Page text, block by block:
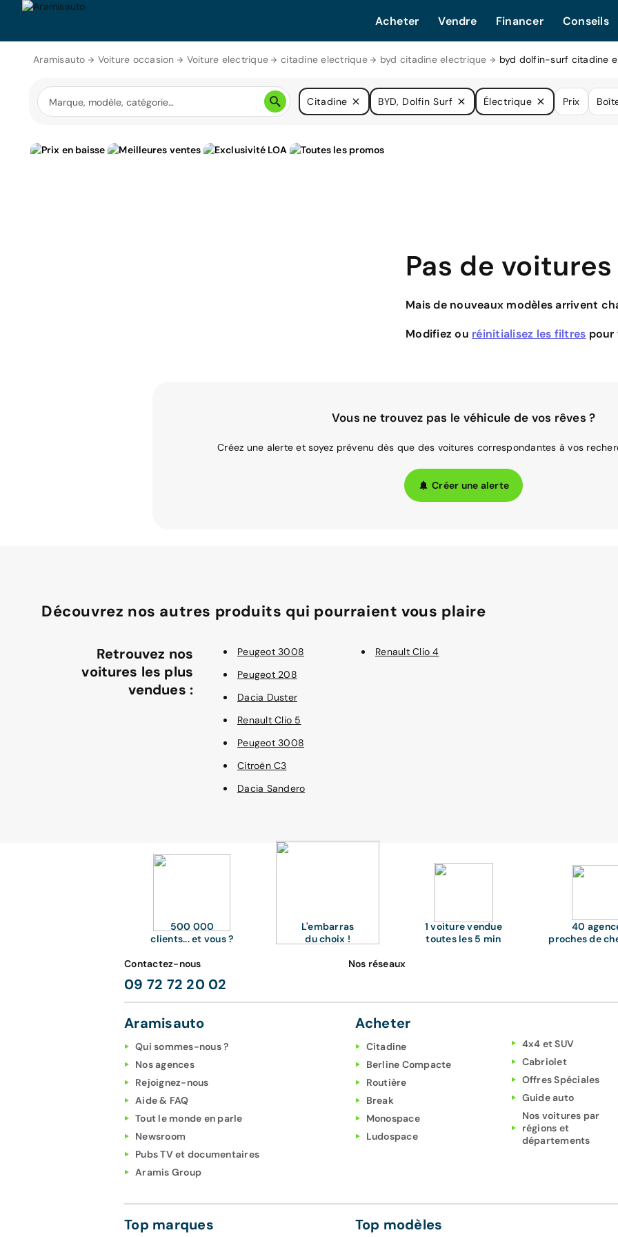
Acheter Vendre Financer Conseils
Aramisauto Voiture occasion Voiture electrique citadine electrique byd citadine electrique byd dolfin-surf citadine
Citadine BYD, Dolfin Surf Électrique Prix
Pas de
Mais de nouveaux modèles arrivent
Modifiez ou réinitialisez les filtres pour
Vous ne trouvez pas le véhicule de vos rêves ?
Créez une alerte et soyez prévenu dès que des voitures correspondantes à vos
Créer une alerte
Découvrez nos autres produits qui pourraient vous plaire
Retrouvez nos
voitures les plus
vendues :
Peugeot 3008
Peugeot 208
Dacia Duster
Renault Clio 5
Peugeot 3008
Citroën C3
Dacia Sandero
Renault Clio 4
500 000
clients... et vous ?
L'embarras
du choix !
1 voiture vendue
toutes les 5 min
40
proches de
Contactez-nous
09 72 72 20 02
Nos réseaux
Aramisauto
Qui sommes-nous ?
Nos agences
Rejoignez-nous
Aide & FAQ
Tout le monde en parle
Newsroom
Pubs TV et documentaires
Aramis Group
Acheter
Citadine
Berline Compacte
Routière
Break
Monospace
Ludospace
4x4 et SUV
Cabriolet
Offres Spéciales
Guide auto
Nos voitures par
régions et
départements
Top marques Top modèles